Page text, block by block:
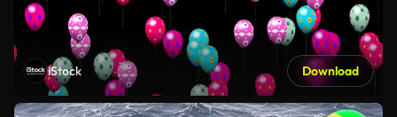
iStock Download